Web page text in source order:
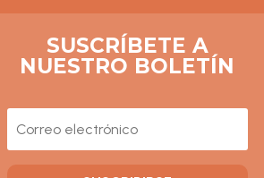
SUSCRÍBETE A
NUESTRO BOLETÍN